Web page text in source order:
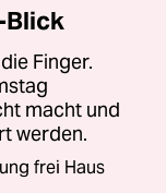
Blick
Finger.
macht und
werden.
frei Haus